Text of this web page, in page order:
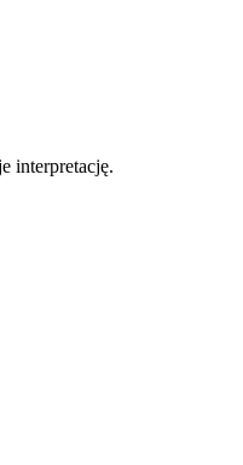
interpretację.